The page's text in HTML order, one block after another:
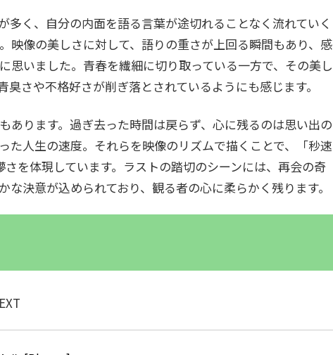
く、自分の内面を語る言葉が途切れることなく流れていく
映像の美しさに対して、語りの重さが上回る瞬間もあり、感
思いました。青春を繊細に切り取っている一方で、その美し
さや不格好さが削ぎ落とされているようにも感じます。
ります。過ぎ去った時間は戻らず、心に残るのは思い出の
た人生の速度。それらを映像のリズムで描くことで、「秒速
を体現しています。ラストの踏切のシーンには、再会の奇
決意が込められており、観る者の心に柔らかく残ります。